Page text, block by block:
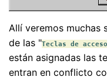
Allí veremos muchas
de las "Teclas de
están asignadas las
entran en conflicto